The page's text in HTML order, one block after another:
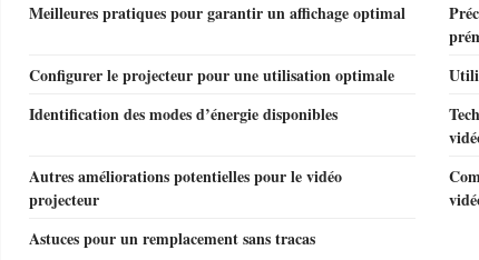
Meilleures pratiques pour garantir un affichage optimal
Configurer le projecteur pour une utilisation optimale
Identification des modes d’énergie disponibles
Autres améliorations potentielles pour le vidéo
projecteur
Astuces pour un remplacement sans tracas